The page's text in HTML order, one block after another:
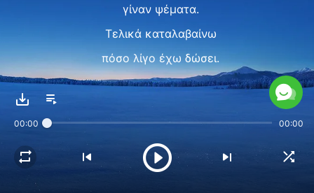
γίναν ψέματα.
Τελικά καταλαβαίνω
πόσο λίγο έχω δώσει.
Προσπαθώ να Σου ανταποδώσω,
ανησυχώ για μένα.
00:00 00:00